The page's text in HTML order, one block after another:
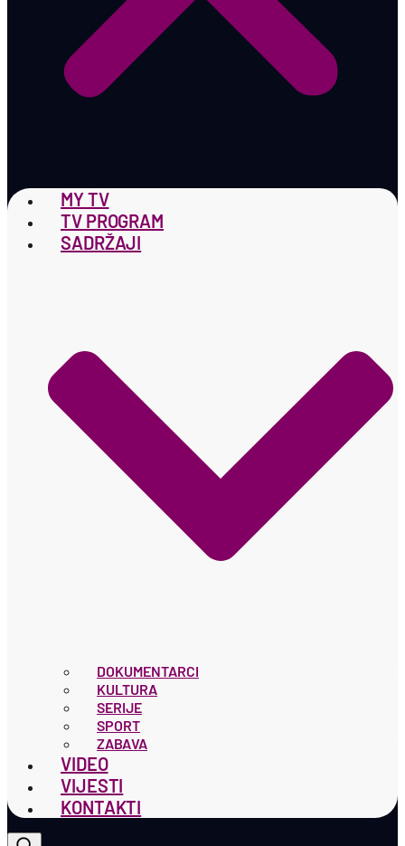
MY TV
TV PROGRAM
SADRŽAJI
DOKUMENTARCI
KULTURA
SERIJE
SPORT
ZABAVA
VIDEO
VIJESTI
KONTAKTI